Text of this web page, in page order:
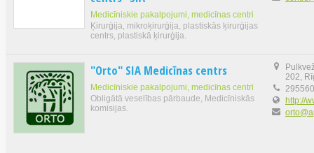
Medicīniskie pakalpojumi, medicīnas centri
Ķirurģija, mikroķirurģija, plastiskās ķirurģijas
centrs, plastiskā ķirurģija.
"Orto" SIA Medicīnas centrs
Medicīniskie pakalpojumi, medicīnas centri
Obligātā veselības pārbaude, Medicīniskās
komisijas.
202,
http://